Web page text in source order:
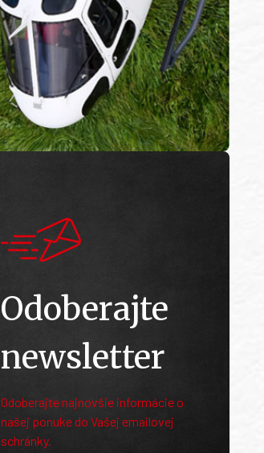
Odoberajte
newsletter
Odoberajte najnovšie informácie o
našej ponuke do Vašej emailovej
schránky.